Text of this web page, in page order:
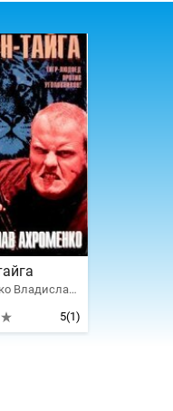
Ахроменко Владислав Игоревич
5(1)